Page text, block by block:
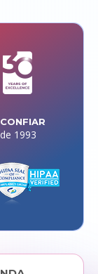
1993